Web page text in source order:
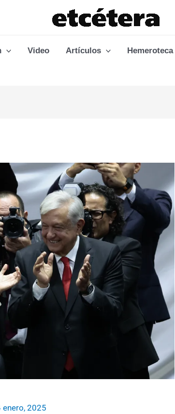
Video Artículos Hemeroteca
enero, 2025